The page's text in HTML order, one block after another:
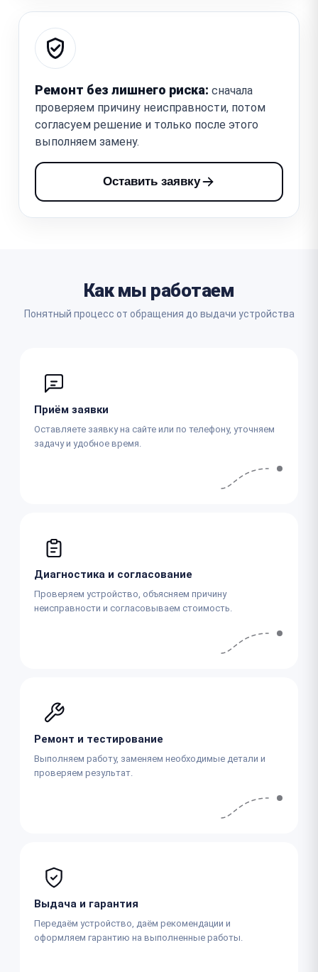
Ремонт без лишнего риска: сначала
проверяем причину неисправности, потом
согласуем решение и только после этого
выполняем замену.
Оставить заявку
Как мы работаем
Понятный процесс от обращения до выдачи устройства
Приём заявки
Оставляете заявку на сайте или по телефону, уточняем
задачу и удобное время.
Диагностика и согласование
Проверяем устройство, объясняем причину
неисправности и согласовываем стоимость.
Ремонт и тестирование
Выполняем работу, заменяем необходимые детали и
проверяем результат.
Выдача и гарантия
Передаём устройство, даём рекомендации и
оформляем гарантию на выполненные работы.